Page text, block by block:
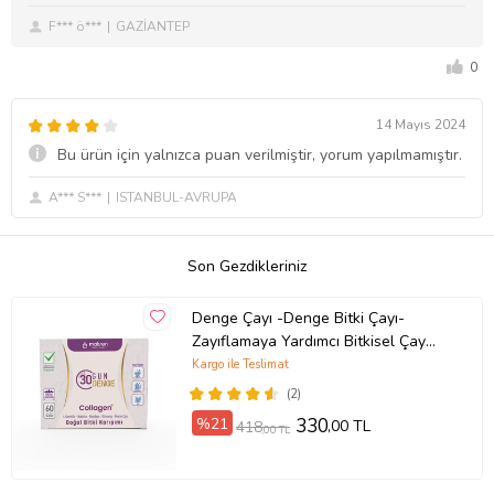
F*** ö*** GAZİANTEP
0
14 Mayıs 2024
Bu ürün için yalnızca puan verilmiştir, yorum yapılmamıştır.
A*** S*** ISTANBUL-AVRUPA
Son Gezdikleriniz
Denge Çayı -Denge Bitki Çayı-
Zayıflamaya Yardımcı Bitkisel Çay
(Mor)
(2)
Kargo ile Teslimat
%21 418,00 TL 330,00 TL